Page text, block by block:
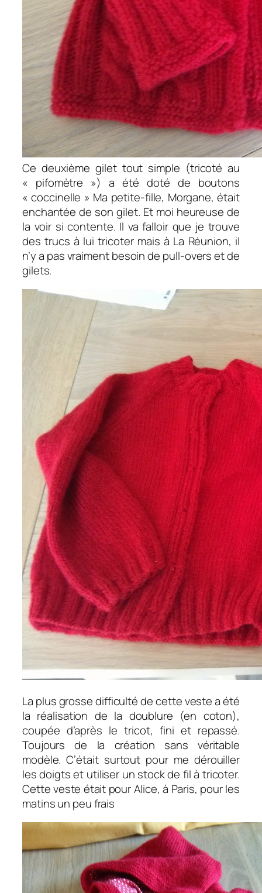
Ce deuxième gilet tout simple (tricoté au
« pifomètre ») a été doté de boutons
« coccinelle » Ma petite-fille, Morgane, était
enchantée de son gilet. Et moi heureuse de
la voir si contente. Il va falloir que je trouve
des trucs à lui tricoter mais à La Réunion, il
n’y a pas vraiment besoin de pull-overs et de
gilets.
La plus grosse difficulté de cette veste a été
la réalisation de la doublure (en coton),
coupée d’après le tricot, fini et repassé.
Toujours de la création sans véritable
modèle. C’était surtout pour me dérouiller
les doigts et utiliser un stock de fil à tricoter.
Cette veste était pour Alice, à Paris, pour les
matins un peu frais